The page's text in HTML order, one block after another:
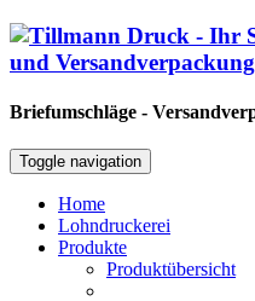
Briefumschläge -
Toggle navigation
Home
Lohndruckerei
Produkte
Produktübersicht